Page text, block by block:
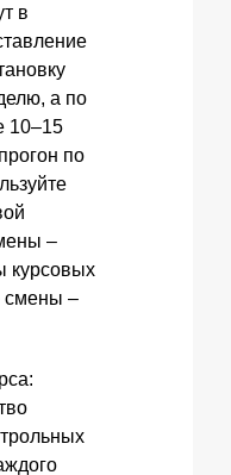
в
а по
10–15
по
–
курсовых
смены –